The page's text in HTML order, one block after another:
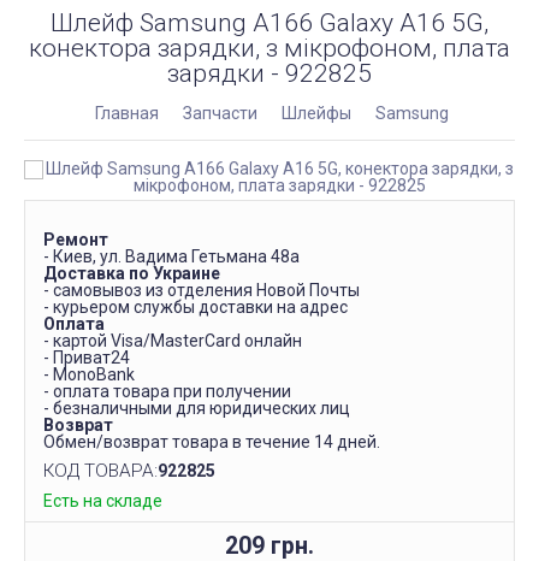
Шлейф Samsung A166 Galaxy A16 5G,
конектора зарядки, з мікрофоном, плата
зарядки - 922825
Главная Запчасти Шлейфы Samsung
Ремонт
- Киев, ул. Вадима Гетьмана 48а
Доставка по Украине
- самовывоз из отделения Новой Почты
- курьером службы доставки на адрес
Оплата
- картой Visa/MasterCard онлайн
- Приват24
- MonoBank
- оплата товара при получении
- безналичными для юридических лиц
Возврат
Обмен/возврат товара в течение 14 дней.
КОД ТОВАРА:922825
Есть на складе
209 грн.